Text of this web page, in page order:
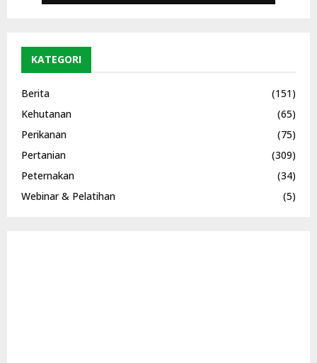
KATEGORI
Berita
(151)
Kehutanan
(65)
Perikanan
(75)
Pertanian
(309)
Peternakan
(34)
Webinar & Pelatihan
(5)